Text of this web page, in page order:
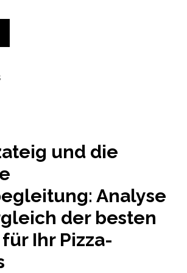
und die
Analyse
der besten
Ihr Pizza-